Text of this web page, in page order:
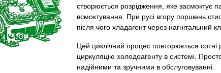
створюється розрідження, яке засмоктує
всмоктування. При русі вгору поршень
після чого хладагент через нагнітальний
Цей циклічний процес повторюється
циркуляцію холодоагенту в системі.
надійними та зручними в обслуговуванні.